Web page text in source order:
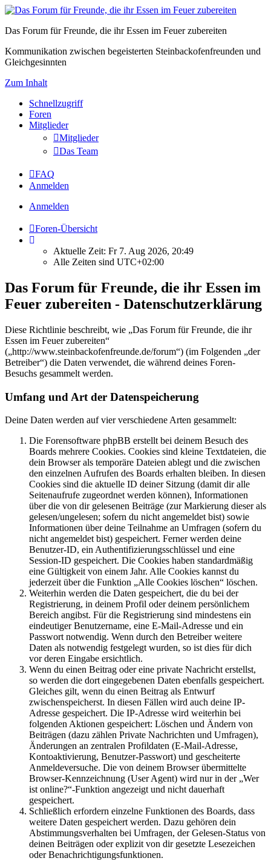
Das Forum für Freunde, die ihr Essen im Feuer zubereiten
Kommunikation zwischen begeisterten Steinbackofenfreunden und
Gleichgesinnten
Zum Inhalt
Schnellzugriff
Foren
Mitglieder
Mitglieder
Das Team
FAQ
Anmelden
Anmelden
Foren-Übersicht
Aktuelle Zeit: Fr 7. Aug 2026, 20:49
Alle Zeiten sind UTC+02:00
Das Forum für Freunde, die ihr Essen im
Feuer zubereiten - Datenschutzerklärung
Diese Richtlinie beschreibt, wie „Das Forum für Freunde, die ihr
Essen im Feuer zubereiten“
(„http://www.steinbackofenfreunde.de/forum“) (im Folgenden „der
Betreiber“) die Daten verwendet, die während deines Foren-
Besuchs gesammelt werden.
Umfang und Art der Datenspeicherung
Deine Daten werden auf vier verschiedene Arten gesammelt:
Die Forensoftware phpBB erstellt bei deinem Besuch des
Boards mehrere Cookies. Cookies sind kleine Textdateien, die
dein Browser als temporäre Dateien ablegt und die zwischen
den einzelnen Aufrufen des Boards erhalten bleiben. In diesen
Cookies sind die aktuelle ID deiner Sitzung (damit dir alle
Seitenaufrufe zugeordnet werden können), Informationen
über die von dir gelesenen Beiträge (zur Markierung dieser als
gelesen/ungelesen; sofern du nicht angemeldet bist) sowie
Informationen über deine Teilnahme an Umfragen (sofern du
nicht angemeldet bist) gespeichert. Ferner werden deine
Benutzer-ID, ein Authentifizierungsschlüssel und eine
Session-ID gespeichert. Die Cookies haben standardmäßig
eine Gültigkeit von einem Jahr. Alle Cookies kannst du
jederzeit über die Funktion „Alle Cookies löschen“ löschen.
Weiterhin werden die Daten gespeichert, die du bei der
Registrierung, in deinem Profil oder deinem persönlichem
Bereich angibst. Für die Registrierung sind mindestens ein
eindeutiger Benutzername, eine E-Mail-Adresse und ein
Passwort notwendig. Wenn durch den Betreiber weitere
Daten als notwendig festgelegt wurden, so ist dies für dich
vor deren Eingabe ersichtlich.
Wenn du einen Beitrag oder eine private Nachricht erstellst,
so werden die dort eingegebenen Daten ebenfalls gespeichert.
Gleiches gilt, wenn du einen Beitrag als Entwurf
zwischenspeicherst. In diesen Fällen wird auch deine IP-
Adresse gespeichert. Die IP-Adresse wird weiterhin bei
folgenden Aktionen gespeichert: Löschen und Ändern von
Beiträgen (dazu zählen Private Nachrichten und Umfragen),
Änderungen an zentralen Profildaten (E-Mail-Adresse,
Kontoaktivierung, Benutzer-Passwort) und gescheiterte
Anmeldeversuche. Die von deinem Browser übermittelte
Browser-Kennzeichnung (User Agent) wird nur in der „Wer
ist online?“-Funktion angezeigt und nicht dauerhaft
gespeichert.
Schließlich erfordern einzelne Funktionen des Boards, dass
weitere Daten gespeichert werden. Dazu gehören dein
Abstimmungsverhalten bei Umfragen, der Gelesen-Status von
deinen Beiträgen oder explizit von dir gesetzte Lesezeichen
oder Benachrichtigungsfunktionen.